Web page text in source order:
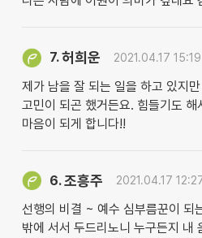
7.허희운 2021.04.17 15:19
제가 남을 잘 되는 일을 하고 있지
고민이 되곤 했거든요. 힘들기도
마음이 되게 합니다!!
6.조흥주 2021.04.17
선행의 비결 ~ 예수 심부름꾼이 되
밖에 서서 두드리노니 누구든지